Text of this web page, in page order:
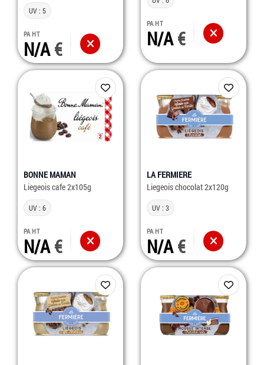
UV : 5
PA HT
N/A
PA HT
N/A
BONNE MAMAN
Liegeois cafe 2x105g
UV : 6
PA HT
N/A
LA FERMIERE
Liegeois chocolat 2x120g
UV : 3
PA HT
N/A